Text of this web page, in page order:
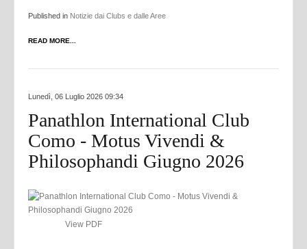
Published in Notizie dai Clubs e dalle Aree
READ MORE...
Lunedì, 06 Luglio 2026 09:34
Panathlon International Club
Como - Motus Vivendi &
Philosophandi Giugno 2026
View PDF